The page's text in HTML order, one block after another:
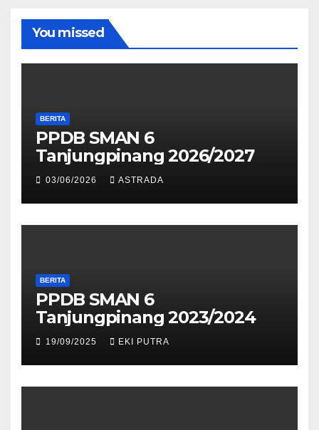
You missed
BERITA
PPDB SMAN 6
Tanjungpinang 2026/2027
03/06/2026 ASTRADA
BERITA
PPDB SMAN 6
Tanjungpinang 2023/2024
19/09/2025 EKI PUTRA